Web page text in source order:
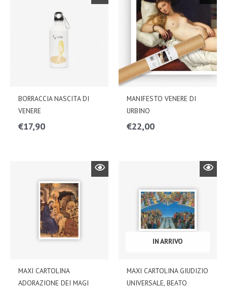
BORRACCIA NASCITA DI
VENERE
€17,90
MANIFESTO VENERE DI
URBINO
€22,00
MAXI CARTOLINA
ADORAZIONE DEI MAGI
IN ARRIVO
MAXI CARTOLINA GIUDIZIO
UNIVERSALE, BEATO